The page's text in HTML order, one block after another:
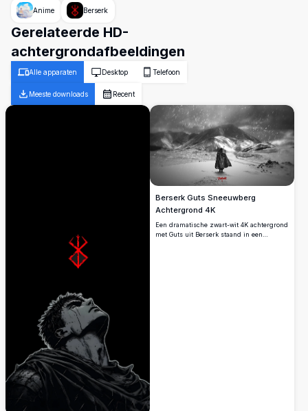
Anime
Berserk
Gerelateerde HD-
achtergrondafbeeldingen
Alle apparaten Desktop Telefoon
Meeste downloads Recent
Berserk Guts Sneeuwberg
Achtergrond 4K
Een dramatische zwart-wit 4K achtergrond
met Guts uit Berserk staand in een